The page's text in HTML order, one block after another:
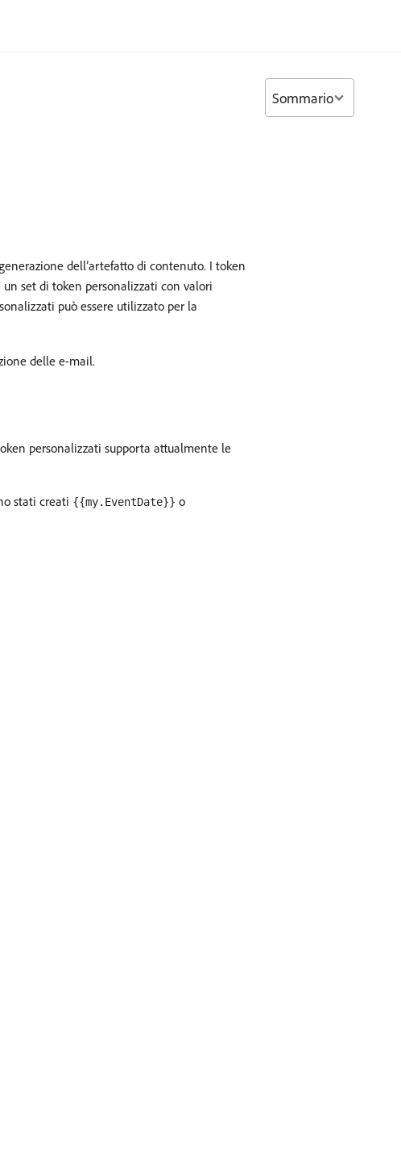
dell’artefatto di contenuto. I token
set di token personalizzati con valori
può essere utilizzato per la
delle e-mail.
personalizzati supporta attualmente le
stati creati {{my.EventDate}} o
Sommario